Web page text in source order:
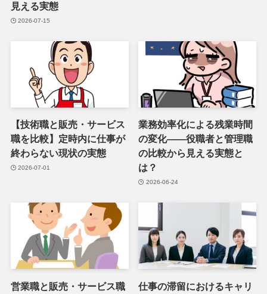
見える実態
2026-07-15
【技術職と販売・サービス
職を比較】定時内に仕事が
終わらない現状の実態
2026-07-01
業務効率化による残業時間
の変化――役職者と管理職
の比較から見える実態と
は？
2026-06-24
営業職と販売・サービス職
仕事の滞留におけるキャリ